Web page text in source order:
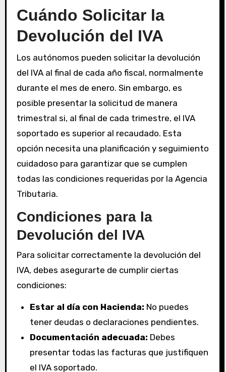
Cuándo Solicitar la
Devolución del IVA
Los autónomos pueden solicitar la devolución
del IVA al final de cada año fiscal, normalmente
durante el mes de enero. Sin embargo, es
posible presentar la solicitud de manera
trimestral si, al final de cada trimestre, el IVA
soportado es superior al recaudado. Esta
opción necesita una planificación y seguimiento
cuidadoso para garantizar que se cumplen
todas las condiciones requeridas por la Agencia
Tributaria.
Condiciones para la
Devolución del IVA
Para solicitar correctamente la devolución del
IVA, debes asegurarte de cumplir ciertas
condiciones:
Estar al día con Hacienda: No puedes
tener deudas o declaraciones pendientes.
Documentación adecuada: Debes
presentar todas las facturas que justifiquen
el IVA soportado.